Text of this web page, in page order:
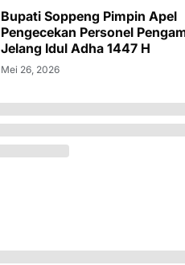
Bupati Soppeng Pimpin Apel
Pengecekan Personel
Jelang Idul Adha 1447 H
Mei 26, 2026